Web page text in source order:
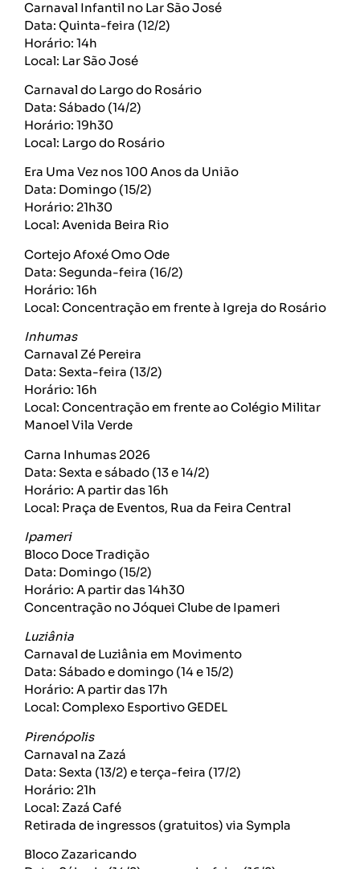
Carnaval Infantil no Lar São José
Data: Quinta-feira (12/2)
Horário: 14h
Local: Lar São José
Carnaval do Largo do Rosário
Data: Sábado (14/2)
Horário: 19h30
Local: Largo do Rosário
Era Uma Vez nos 100 Anos da União
Data: Domingo (15/2)
Horário: 21h30
Local: Avenida Beira Rio
Cortejo Afoxé Omo Ode
Data: Segunda-feira (16/2)
Horário: 16h
Local: Concentração em frente à Igreja do Rosário
Inhumas
Carnaval Zé Pereira
Data: Sexta-feira (13/2)
Horário: 16h
Local: Concentração em frente ao Colégio Militar
Manoel Vila Verde
Carna Inhumas 2026
Data: Sexta e sábado (13 e 14/2)
Horário: A partir das 16h
Local: Praça de Eventos, Rua da Feira Central
Ipameri
Bloco Doce Tradição
Data: Domingo (15/2)
Horário: A partir das 14h30
Concentração no Jóquei Clube de Ipameri
Luziânia
Carnaval de Luziânia em Movimento
Data: Sábado e domingo (14 e 15/2)
Horário: A partir das 17h
Local: Complexo Esportivo GEDEL
Pirenópolis
Carnaval na Zazá
Data: Sexta (13/2) e terça-feira (17/2)
Horário: 21h
Local: Zazá Café
Retirada de ingressos (gratuitos) via Sympla
Bloco Zazaricando